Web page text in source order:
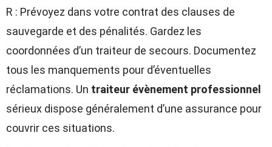
R : Prévoyez dans votre contrat des clauses de
sauvegarde et des pénalités. Gardez les
coordonnées d’un traiteur de secours. Documentez
tous les manquements pour d’éventuelles
réclamations. Un traiteur évènement professionnel
sérieux dispose généralement d’une assurance pour
couvrir ces situations.